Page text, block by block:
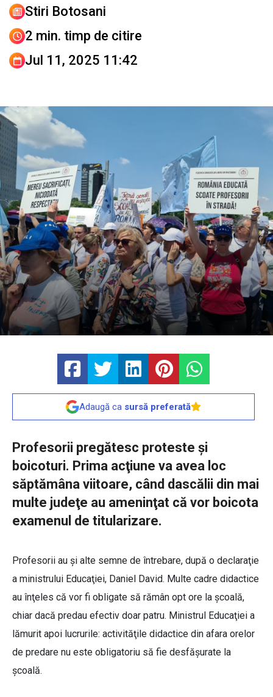
Stiri Botosani
2 min. timp de citire
Jul 11, 2025 11:42
Adaugă ca sursă preferată
Profesorii pregătesc proteste şi
boicoturi. Prima acţiune va avea loc
săptămâna viitoare, când dascălii din mai
multe judeţe au ameninţat că vor boicota
examenul de titularizare.
Profesorii au şi alte semne de întrebare, după o declaraţie
a ministrului Educaţiei, Daniel David. Multe cadre didactice
au înţeles că vor fi obligate să rămân opt ore la şcoală,
chiar dacă predau efectiv doar patru. Ministrul Educaţiei a
lămurit apoi lucrurile: activităţile didactice din afara orelor
de predare nu este obligatoriu să fie desfăşurate la
şcoală.